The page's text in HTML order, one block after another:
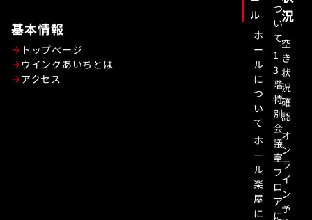
基本情報
トップページ
ウインクあいちとは
アクセス
ル
ホ
ー
ル
に
つ
い
て
ホ
ー
ル
楽
屋
に
つ
い
て
1
3
階
特
別
会
議
室
フ
ロ
ア
に
況
空
き
状
況
確
認
オ
ン
ラ
イ
ン
予